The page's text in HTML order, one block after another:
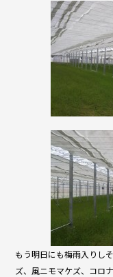
もう明日にも梅雨入りし
ズ、風ニモマケズ、コロ